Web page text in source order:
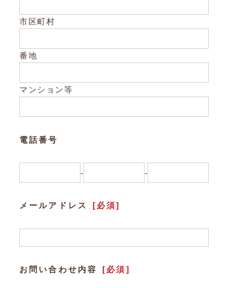
ぎふの木コラム
Other
お問い合わせ
市区町村
番地
マンション等
電話番号
- -
メールアドレス [必須]
お問い合わせ内容 [必須]